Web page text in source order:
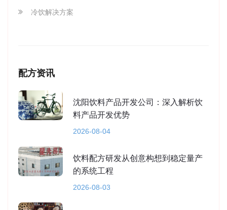
冷饮解决方案
配方资讯
沈阳饮料产品开发公司：深入解析饮
料产品开发优势
2026-08-04
饮料配方研发从创意构想到稳定量产
的系统工程
2026-08-03